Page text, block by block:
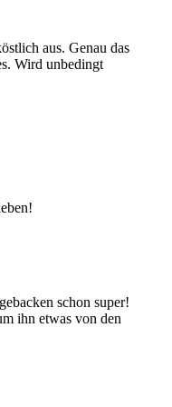
aus. Genau das
Wird unbedingt
schon super!
ihn etwas von den